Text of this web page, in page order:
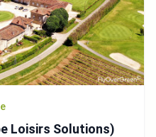
Loisirs Solutions)